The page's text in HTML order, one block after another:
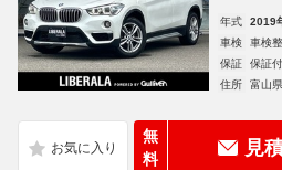
年式 2019
車検
車検
保証
保証付
住所
富山
無
料
見